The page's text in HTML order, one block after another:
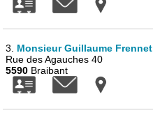
3. Monsieur Guillaume Frennet
Rue des Agauches 40
5590 Braibant